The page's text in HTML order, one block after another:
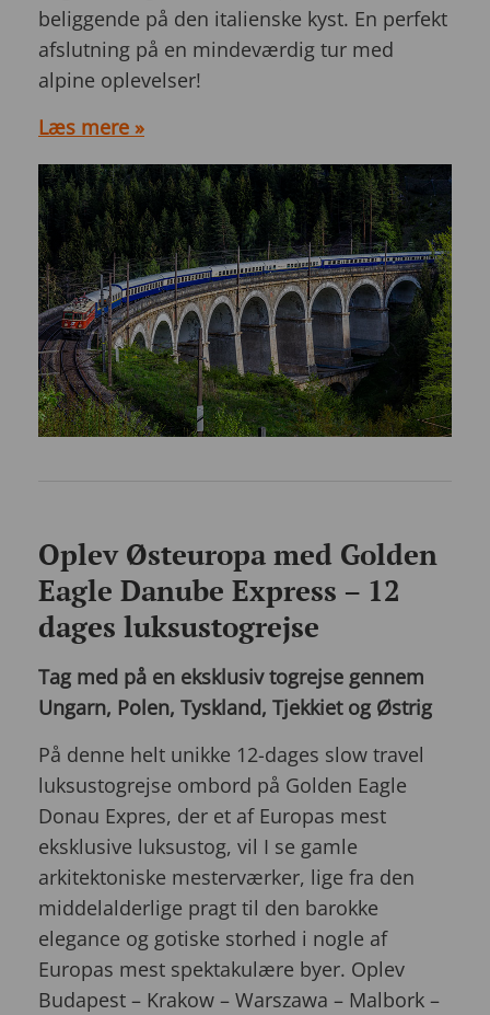
beliggende på den italienske kyst. En perfekt
afslutning på en mindeværdig tur med
alpine oplevelser!
Læs mere »
Oplev Østeuropa med Golden
Eagle Danube Express – 12
dages luksustogrejse
Tag med på en eksklusiv togrejse gennem
Ungarn, Polen, Tyskland, Tjekkiet og Østrig
På denne helt unikke 12-dages slow travel
luksustogrejse ombord på Golden Eagle
Donau Expres, der et af Europas mest
eksklusive luksustog, vil I se gamle
arkitektoniske mesterværker, lige fra den
middelalderlige pragt til den barokke
elegance og gotiske storhed i nogle af
Europas mest spektakulære byer. Oplev
Budapest – Krakow – Warszawa – Malbork –